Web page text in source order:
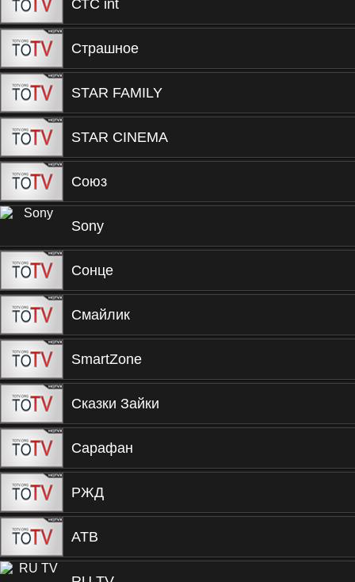
СТС int
Страшное
STAR FAMILY
STAR CINEMA
Союз
Sony
Сонце
Смайлик
SmartZone
Сказки Зайки
Сарафан
РЖД
АТВ